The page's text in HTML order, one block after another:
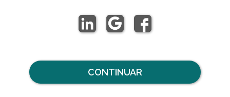
CONTINUAR